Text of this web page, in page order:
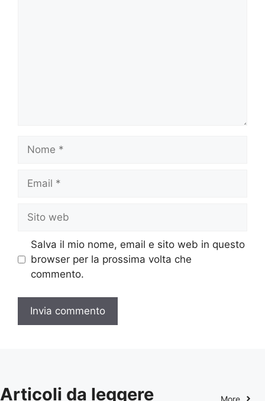
Nome
Email
Sito
web
Salva il mio nome, email e sito web in questo
browser per la prossima volta che
commento.
Articoli da leggere More